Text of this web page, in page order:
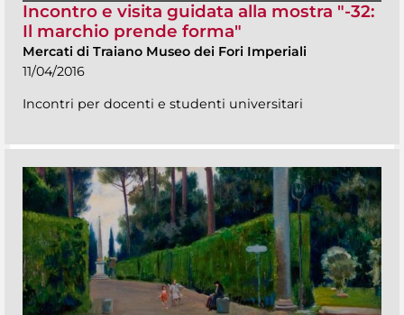
Incontro e visita guidata alla mostra "-32:
Il marchio prende forma"
Mercati di Traiano Museo dei Fori Imperiali
11/04/2016
Incontri per docenti e studenti universitari